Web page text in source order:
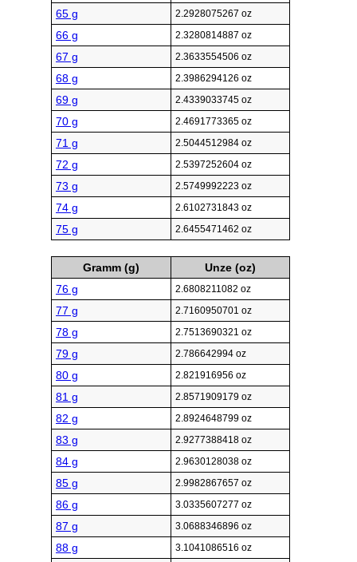
65 g 2.2928075267 oz
66 g 2.3280814887 oz
67 g 2.3633554506 oz
68 g 2.3986294126 oz
69 g 2.4339033745 oz
70 g 2.4691773365 oz
71 g 2.5044512984 oz
72 g 2.5397252604 oz
73 g 2.5749992223 oz
74 g 2.6102731843 oz
75 g 2.6455471462 oz
Gramm (g)
Unze (oz)
76 g
2.6808211082 oz
77 g 2.7160950701 oz
78 g 2.7513690321 oz
79 g 2.786642994 oz
80 g 2.821916956 oz
81 g 2.8571909179 oz
82 g 2.8924648799 oz
83 g 2.9277388418 oz
84 g 2.9630128038 oz
85 g 2.9982867657 oz
86 g 3.0335607277 oz
87 g 3.0688346896 oz
88 g 3.1041086516 oz